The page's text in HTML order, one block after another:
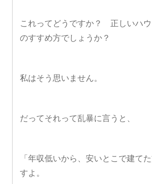
これってどうですか？ 正しいハ
のすすめ方でしょうか？
私はそう思いません。
だってそれって乱暴に言うと、
「年収低いから、安いとこで建て
すよ。